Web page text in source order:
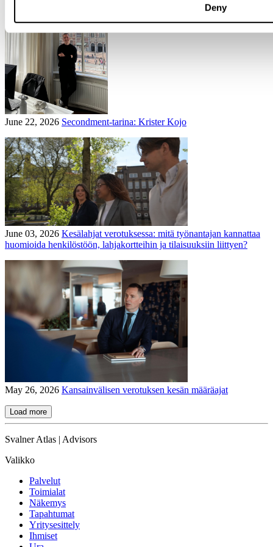
Deny
June 22, 2026 Secondment-tarina: Krister Kojo
June 03, 2026 Kesälahjat verotuksessa: mitä työnantajan kannattaa
huomioida henkilöstöön, lahjakortteihin ja tilaisuuksiin liittyen?
May 26, 2026 Kansainvälisen verotuksen kesän määräajat
Load more
Svalner Atlas | Advisors
Valikko
Palvelut
Toimialat
Näkemys
Tapahtumat
Yritysesittely
Ihmiset